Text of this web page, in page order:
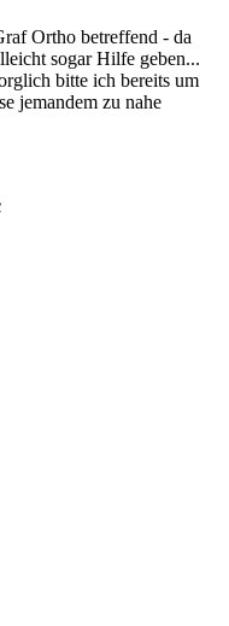
Ortho betreffend - da
sogar Hilfe geben...
bitte ich bereits um
jemandem zu nahe